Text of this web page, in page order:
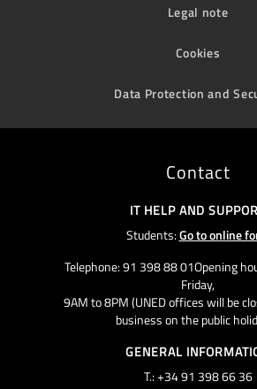
Legal note
Cookies
Data Protection and
Contact
IT HELP AND
Students:Go to online
Telephone: 91 398 88 01Opening
Friday,
9AM to 8PM (UNED offices will be
business on the public
GENERAL
T.: +34 91 398 66 36